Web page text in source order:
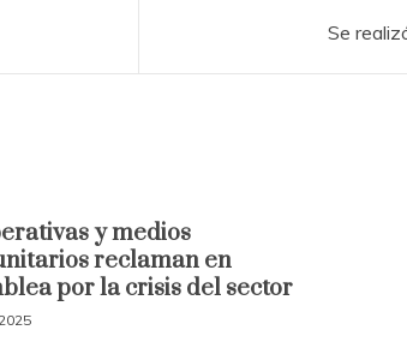
Se
y medios
reclaman en
por la crisis del sector